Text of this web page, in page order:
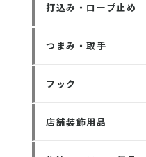
打込み・ロープ止め
つまみ・取手
フック
店舗装飾用品